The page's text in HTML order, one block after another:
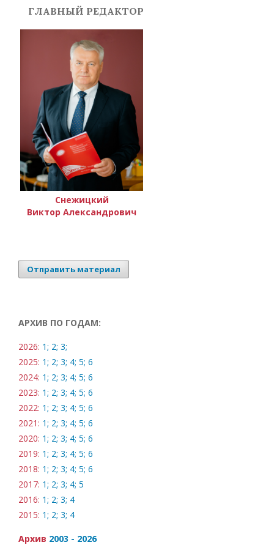
ГЛАВНЫЙ РЕДАКТОР
Снежицкий
Виктор Александрович
Отправить материал
АРХИВ ПО ГОДАМ:
2026: 1; 2; 3;
2025: 1; 2; 3; 4; 5; 6
2024: 1; 2; 3; 4; 5; 6
2023: 1; 2; 3; 4; 5; 6
2022: 1; 2; 3; 4; 5; 6
2021: 1; 2; 3; 4; 5; 6
2020: 1; 2; 3; 4; 5; 6
2019: 1; 2; 3; 4; 5; 6
2018: 1; 2; 3; 4; 5; 6
2017: 1; 2; 3; 4; 5
2016: 1; 2; 3; 4
2015: 1; 2; 3; 4
Архив 2003 - 2026